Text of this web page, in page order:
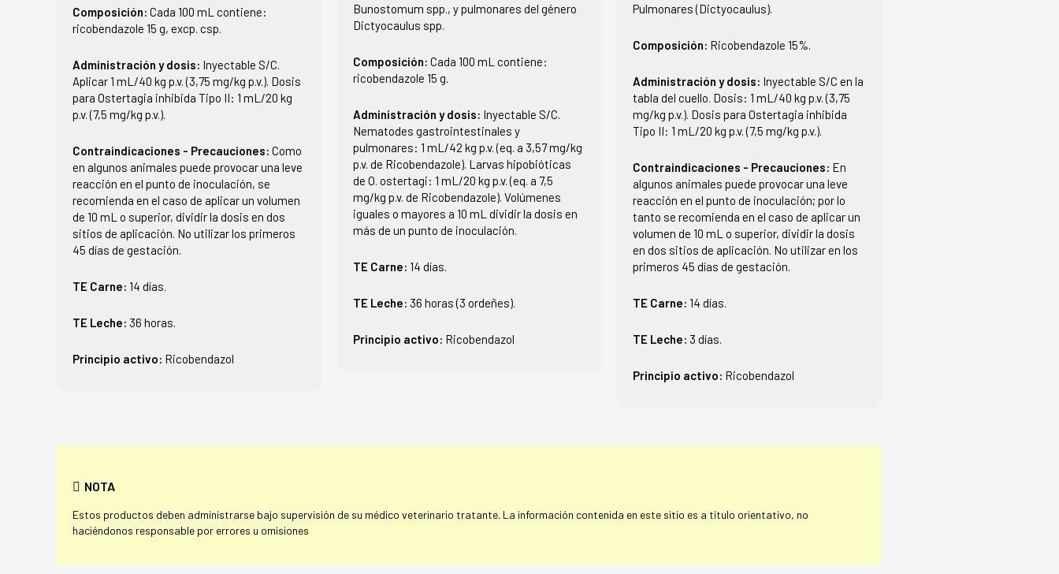
Composición: Cada 100 mL contiene:
ricobendazole 15 g, excp. csp.
Administración y dosis: Inyectable S/C.
Aplicar 1 mL/40 kg p.v. (3,75 mg/kg p.v.). Dosis
para Ostertagia inhibida Tipo II: 1 mL/20 kg
p.v. (7,5 mg/kg p.v.).
Contraindicaciones - Precauciones: Como
en algunos animales puede provocar una leve
reacción en el punto de inoculación, se
recomienda en el caso de aplicar un volumen
de 10 mL o superior, dividir la dosis en dos
sitios de aplicación. No utilizar los primeros
45 días de gestación.
TE Carne: 14 días.
TE Leche: 36 horas.
Principio activo: Ricobendazol
Bunostomum spp., y pulmonares del género
Dictyocaulus spp.
Composición: Cada 100 mL contiene:
ricobendazole 15 g.
Administración y dosis: Inyectable S/C.
Nematodes gastrointestinales y
pulmonares: 1 mL/42 kg p.v. (eq. a 3,57 mg/kg
p.v. de Ricobendazole). Larvas hipobióticas
de O. ostertagi: 1 mL/20 kg p.v. (eq. a 7,5
mg/kg p.v. de Ricobendazole). Volúmenes
iguales o mayores a 10 mL dividir la dosis en
más de un punto de inoculación.
TE Carne: 14 días.
TE Leche: 36 horas (3 ordeñes).
Principio activo: Ricobendazol
Pulmonares (Dictyocaulus).
Composición: Ricobendazole 15%.
Administración y dosis: Inyectable S/C en la
tabla del cuello. Dosis: 1 mL/40 kg p.v. (3,75
mg/kg p.v.). Dosis para Ostertagia inhibida
Tipo II: 1 mL/20 kg p.v. (7,5 mg/kg p.v.).
Contraindicaciones - Precauciones: En
algunos animales puede provocar una leve
reacción en el punto de inoculación; por lo
tanto se recomienda en el caso de aplicar un
volumen de 10 mL o superior, dividir la dosis
en dos sitios de aplicación. No utilizar en los
primeros 45 días de gestación.
TE Carne: 14 días.
TE Leche: 3 días.
Principio activo: Ricobendazol
NOTA
Estos productos deben administrarse bajo supervisión de su médico veterinario tratante. La información contenida en este sitio es a título orientativo, no
haciéndonos responsable por errores u omisiones